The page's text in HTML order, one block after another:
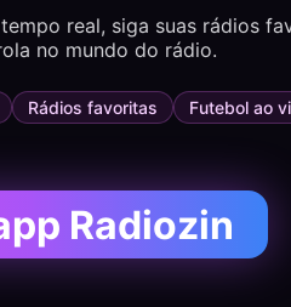
real, siga suas rádios
no mundo do rádio.
Rádios favoritas
Futebol ao
Radiozin